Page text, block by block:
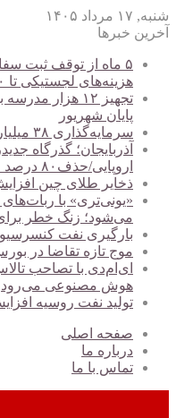
شنبه, ۱۷ مرداد ۱۴۰۵
آخرین خبرها
۵ ماه از توقف ثبت
هزینه‌های لجستیکی تا ۱۰ برابر افزایش یافته‌اند
پایان شهریور
سرمایه‌گذاری ۳۸ میلیارد دلاری تراشه‌ساز کره‌ای
آذربایجان؛ گذرگاه
اروپایی/حذف۸۰ درصد موانع صادراتی
ذخایر طلای چین
«یونی‌تری» با
می‌شود؛ زنگ خطر
بارگیری نفت
موج تازه تقاضا در بورس؛ ورود ۹
ای‌ام‌دی با تصاحب
هوش مصنوعی می‌رود
تولید نفت روسیه
صفحه اصلی
درباره ما
تماس با ما